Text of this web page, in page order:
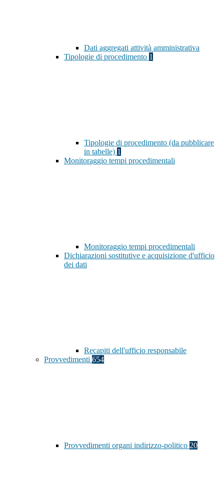
Dati aggregati attività amministrativa
Tipologie di procedimento 1
Tipologie di procedimento (da pubblicare
in tabelle) 1
Monitoraggio tempi procedimentali
Monitoraggio tempi procedimentali
Dichiarazioni sostitutive e acquisizione d'ufficio
dei dati
Recapiti dell'ufficio responsabile
Provvedimenti 654
Provvedimenti organi indirizzo-politico 20